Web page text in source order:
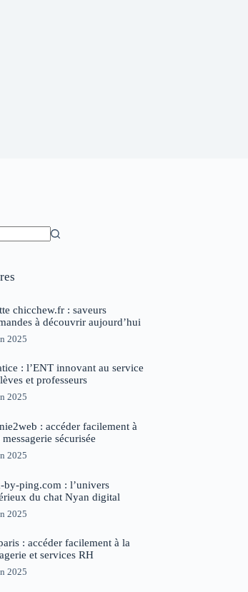
chicchew.fr : saveurs
à découvrir aujourd’hui
2025
: l’ENT innovant au service
et professeurs
2025
: accéder facilement à
sécurisée
2025
by-ping.com : l’univers
du chat Nyan digital
2025
: accéder facilement à la
et services RH
2025